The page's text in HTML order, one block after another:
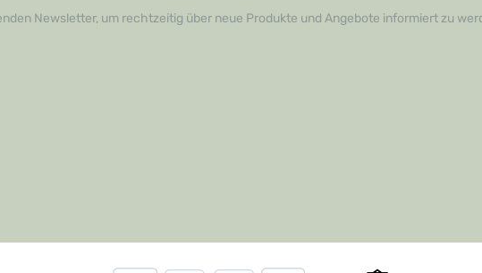
Newsletter, um rechtzeitig über neue Produkte und Angebote informiert zu